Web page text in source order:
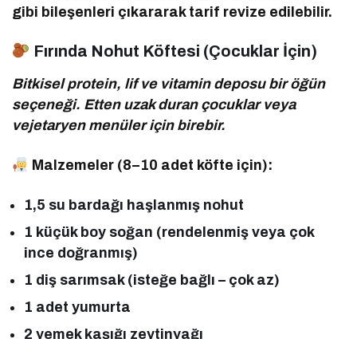
gibi bileşenleri çıkararak tarif revize edilebilir.
Fırında Nohut Köftesi (Çocuklar İçin)
Bitkisel protein, lif ve vitamin deposu bir öğün
seçeneği. Etten uzak duran çocuklar veya
vejetaryen menüler için birebir.
Malzemeler (8–10 adet köfte için):
1,5 su bardağı haşlanmış nohut
1 küçük boy soğan (rendelenmiş veya çok
ince doğranmış)
1 diş sarımsak (isteğe bağlı – çok az)
1 adet yumurta
2 yemek kaşığı zeytinyağı